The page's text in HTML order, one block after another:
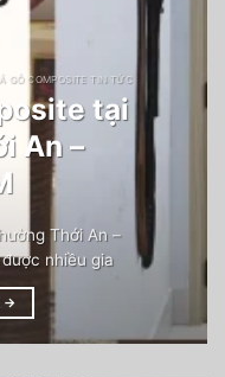
GỖ COMPOSITE TIN TỨC
tại
An –
Thới An –
nhiều gia
→